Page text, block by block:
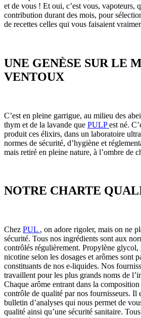
et de vous ! Et oui, c’est vous, vapoteurs,
contribution durant des mois, pour
de recettes celles qui vous faisaient
UNE GENÈSE SUR LE
VENTOUX
C’est en pleine garrigue, au milieu des
thym et de la lavande que PULPest né.
produit ces élixirs, dans un laboratoire
normes de sécurité, d’hygiène et
mais retiré en pleine nature, à l’ombre de
NOTRE CHARTE
Chez PUL , on adore rigoler, mais on ne
sécurité. Tous nos ingrédients sont aux
contrôlés régulièrement. Propylène glycol,
nicotine selon les dosages et arômes sont
constituants de nos e-liquides. Nos
travaillent pour les plus grands noms de
Chaque arôme entrant dans la
contrôle de qualité par nos fournisseurs. Il
bulletin d’analyses qui nous permet de
qualité ainsi qu’une sécurité sanitaire.